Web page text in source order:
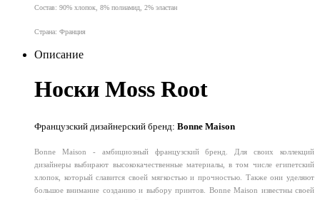
Состав: 90% хлопок, 8% полиамид, 2% эластан
Страна: Франция
Описание
Носки Moss Root
Французский дизайнерский бренд: Bonne Maison
Bonne Maison - амбициозный французский бренд. Для своих коллекций
дизайнеры выбирают высококачественные материалы, в том числе египетский
хлопок, который славится своей мягкостью и прочностью. Также они уделяют
большое внимание созданию и выбору принтов. Bonne Maison известны своей